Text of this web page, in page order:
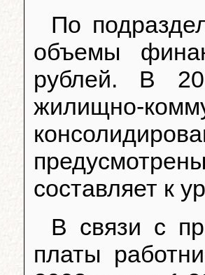
По
объемы
рублей. В
жилищно-
составляет к
В связи с
платы